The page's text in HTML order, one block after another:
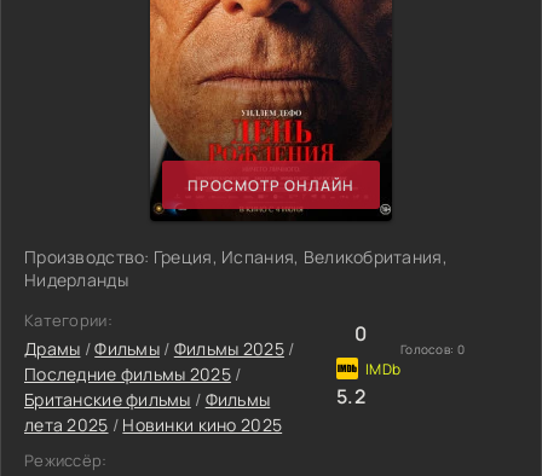
ПРОСМОТР ОНЛАЙН
Производство: Греция, Испания, Великобритания,
Нидерланды
Категории:
Драмы /Фильмы/ Фильмы 2025/
Последние фильмы 2025/
Британские фильмы / Фильмы
лета 2025 / Новинки кино 2025
Режиссёр:
0
Голосов: 0
5.2